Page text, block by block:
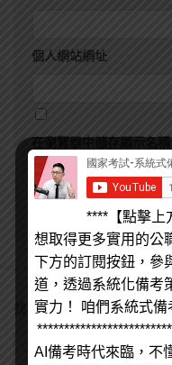
個人網站網址
供下次發佈留言時使用。
找不到您要的請打上關鍵字
****【點擊上
想取得更多實用的公
下方的訂閱按鈕，參
道，透過系統化備考
實力！ 咱們系統式備
AI備考時代來臨，不